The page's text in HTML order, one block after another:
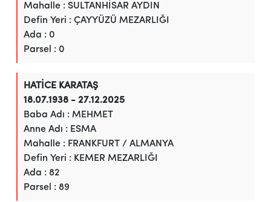
Mahalle : SULTANHİSAR AYDIN
Defin Yeri : ÇAYYÜZÜ MEZARLIĞI
Ada : 0
Parsel : 0
HATİCE KARATAŞ
18.07.1938 - 27.12.2025
Baba Adı : MEHMET
Anne Adı : ESMA
Mahalle : FRANKFURT / ALMANYA
Defin Yeri : KEMER MEZARLIĞI
Ada : 82
Parsel : 89